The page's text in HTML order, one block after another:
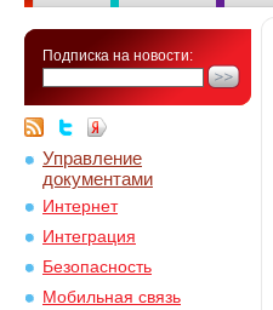
Подписка на новости:
Управление
документами
Интернет
Интеграция
Безопасность
Мобильная связь